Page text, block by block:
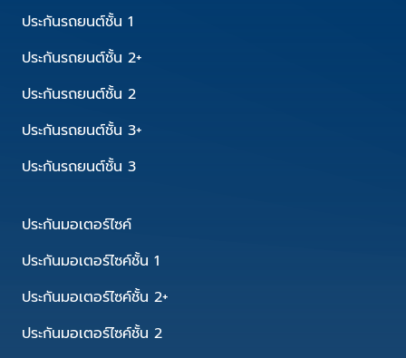
ประกันรถยนต์ชั้น 1
ประกันรถยนต์ชั้น 2+
ประกันรถยนต์ชั้น 2
ประกันรถยนต์ชั้น 3+
ประกันรถยนต์ชั้น 3
ประกันมอเตอร์ไซค์
ประกันมอเตอร์ไซค์ชั้น 1
ประกันมอเตอร์ไซค์ชั้น 2+
ประกันมอเตอร์ไซค์ชั้น 2